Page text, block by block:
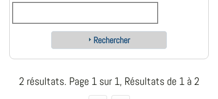
Rechercher
2 résultats. Page 1 sur 1, Résultats de 1 à 2